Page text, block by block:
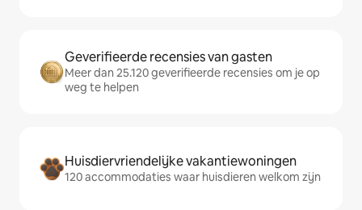
Geverifieerde recensies van gasten
Meer dan 25.120 geverifieerde recensies om je op
weg te helpen
Huisdiervriendelijke vakantiewoningen
120 accommodaties waar huisdieren welkom zijn